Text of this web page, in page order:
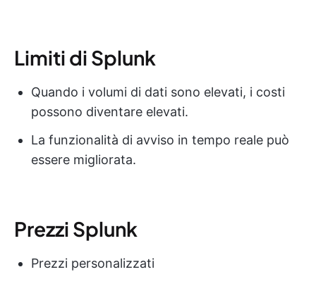
Limiti di Splunk
Quando i volumi di dati sono elevati, i costi
possono diventare elevati.
La funzionalità di avviso in tempo reale può
essere migliorata.
Prezzi Splunk
Prezzi personalizzati